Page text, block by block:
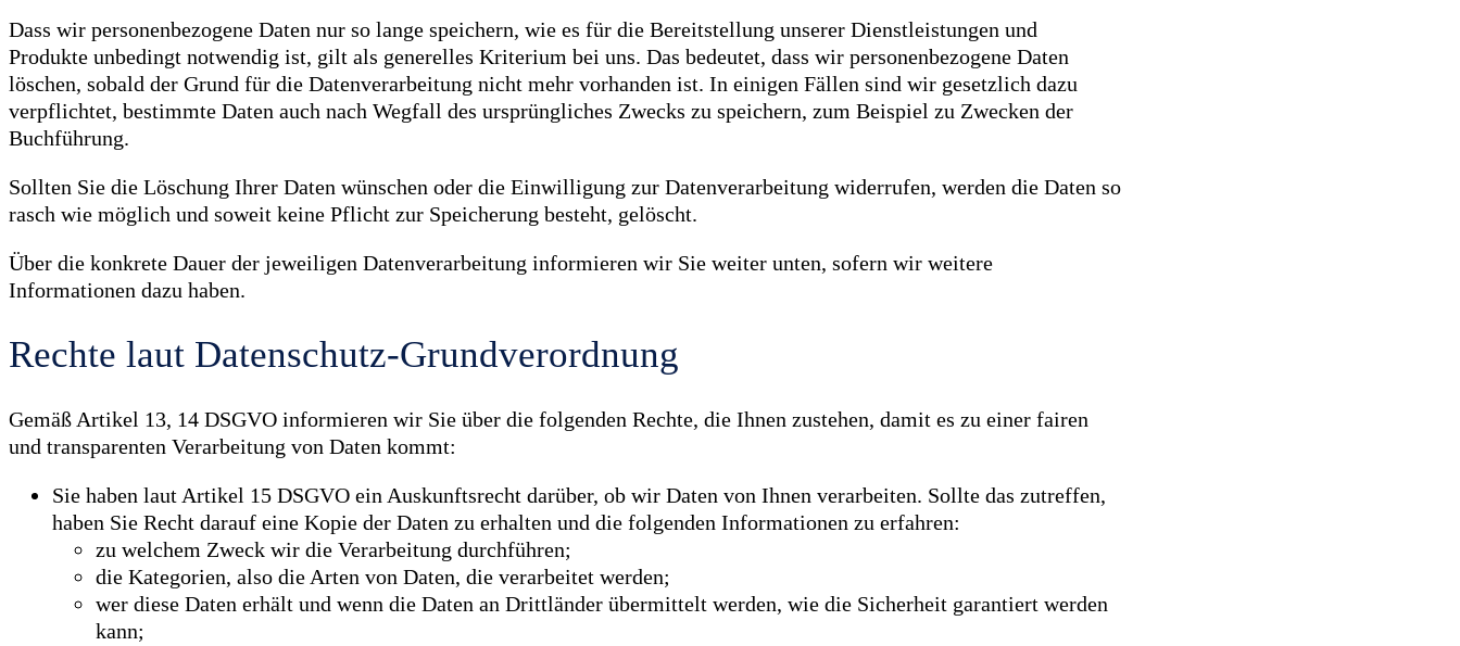
Dass wir personenbezogene Daten nur so lange speichern, wie es für die Bereitstellung unserer Dienstleistungen und
Produkte unbedingt notwendig ist, gilt als generelles Kriterium bei uns. Das bedeutet, dass wir personenbezogene Daten
löschen, sobald der Grund für die Datenverarbeitung nicht mehr vorhanden ist. In einigen Fällen sind wir gesetzlich dazu
verpflichtet, bestimmte Daten auch nach Wegfall des ursprüngliches Zwecks zu speichern, zum Beispiel zu Zwecken der
Buchführung.
Sollten Sie die Löschung Ihrer Daten wünschen oder die Einwilligung zur Datenverarbeitung widerrufen, werden die Daten so
rasch wie möglich und soweit keine Pflicht zur Speicherung besteht, gelöscht.
Über die konkrete Dauer der jeweiligen Datenverarbeitung informieren wir Sie weiter unten, sofern wir weitere
Informationen dazu haben.
Rechte laut Datenschutz-Grundverordnung
Gemäß Artikel 13, 14 DSGVO informieren wir Sie über die folgenden Rechte, die Ihnen zustehen, damit es zu einer fairen
und transparenten Verarbeitung von Daten kommt:
Sie haben laut Artikel 15 DSGVO ein Auskunftsrecht darüber, ob wir Daten von Ihnen verarbeiten. Sollte das zutreffen,
haben Sie Recht darauf eine Kopie der Daten zu erhalten und die folgenden Informationen zu erfahren:
zu welchem Zweck wir die Verarbeitung durchführen;
die Kategorien, also die Arten von Daten, die verarbeitet werden;
wer diese Daten erhält und wenn die Daten an Drittländer übermittelt werden, wie die Sicherheit garantiert werden
kann;